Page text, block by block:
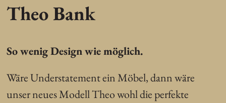
Theo Bank
So wenig Design wie möglich.
Wäre Understatement ein Möbel, dann wäre
unser neues Modell Theo wohl die perfekte